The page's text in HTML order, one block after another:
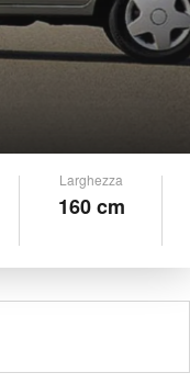
Larghezza
160 cm